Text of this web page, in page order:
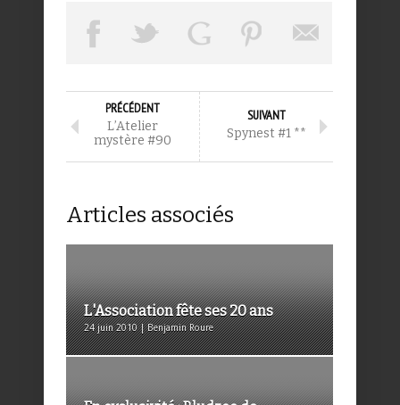
PRÉCÉDENT
L’Atelier
mystère #90
SUIVANT
Spynest #1 **
Articles associés
L'Association fête ses 20 ans
24 juin 2010 | Benjamin Roure